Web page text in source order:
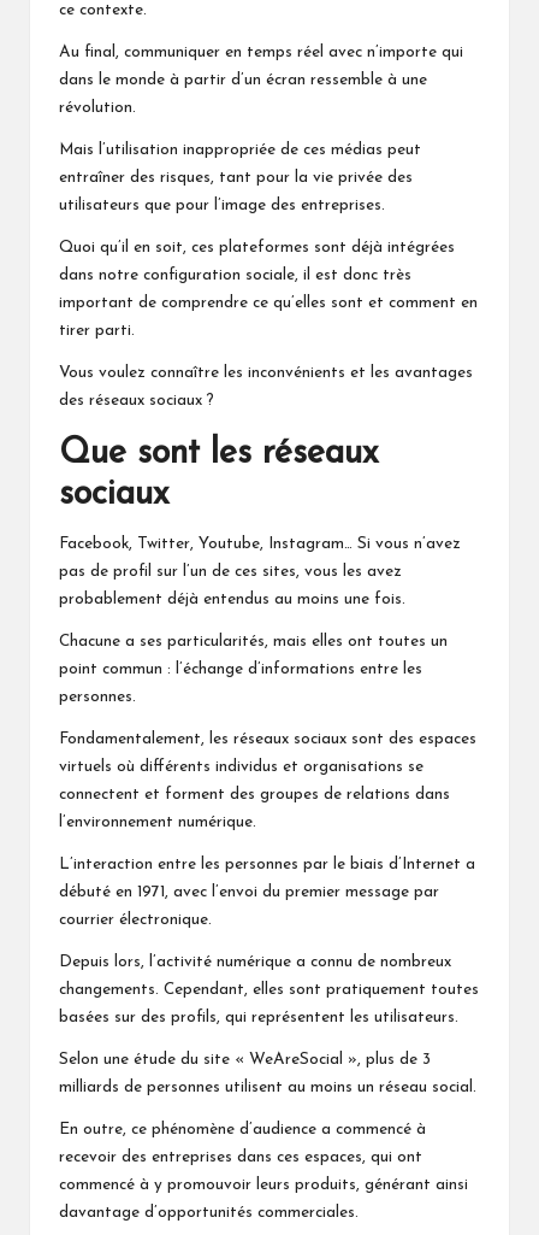
ce contexte.
Au final, communiquer en temps réel avec n’importe qui
dans le monde à partir d’un écran ressemble à une
révolution.
Mais l’utilisation inappropriée de ces médias peut
entraîner des risques, tant pour la vie privée des
utilisateurs que pour l’image des entreprises.
Quoi qu’il en soit, ces plateformes sont déjà intégrées
dans notre configuration sociale, il est donc très
important de comprendre ce qu’elles sont et comment en
tirer parti.
Vous voulez connaître les inconvénients et les avantages
des réseaux sociaux ?
Que sont les réseaux
sociaux
Facebook, Twitter, Youtube, Instagram… Si vous n’avez
pas de profil sur l’un de ces sites, vous les avez
probablement déjà entendus au moins une fois.
Chacune a ses particularités, mais elles ont toutes un
point commun : l’échange d’informations entre les
personnes.
Fondamentalement, les réseaux sociaux sont des espaces
virtuels où différents individus et organisations se
connectent et forment des groupes de relations dans
l’environnement numérique.
L’interaction entre les personnes par le biais d’Internet a
débuté en 1971, avec l’envoi du premier message par
courrier électronique.
Depuis lors, l’activité numérique a connu de nombreux
changements. Cependant, elles sont pratiquement toutes
basées sur des profils, qui représentent les utilisateurs.
Selon une étude du site « WeAreSocial », plus de 3
milliards de personnes utilisent au moins un réseau social.
En outre, ce phénomène d’audience a commencé à
recevoir des entreprises dans ces espaces, qui ont
commencé à y promouvoir leurs produits, générant ainsi
davantage d’opportunités commerciales.